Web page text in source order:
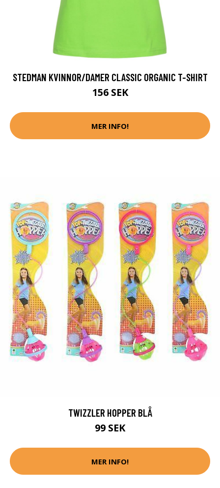
STEDMAN KVINNOR/DAMER CLASSIC ORGANIC T-SHIRT
156 SEK
MER INFO!
TWIZZLER HOPPER BLÅ
99 SEK
MER INFO!